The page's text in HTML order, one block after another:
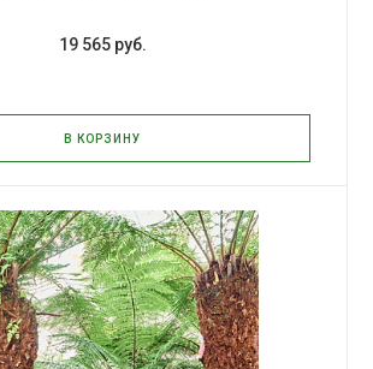
19 565 руб.
В КОРЗИНУ